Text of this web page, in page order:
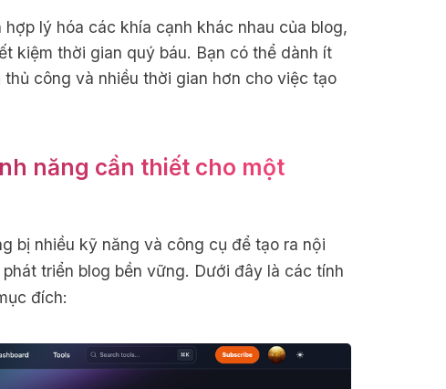
hợp lý hóa các khía cạnh khác nhau của blog,
kiệm thời gian quý báu. Bạn có thể dành ít
công và nhiều thời gian hơn cho việc tạo
năng cần thiết cho một
bị nhiều kỹ năng và công cụ để tạo ra nội
triển blog bền vững. Dưới đây là các tính
đích: